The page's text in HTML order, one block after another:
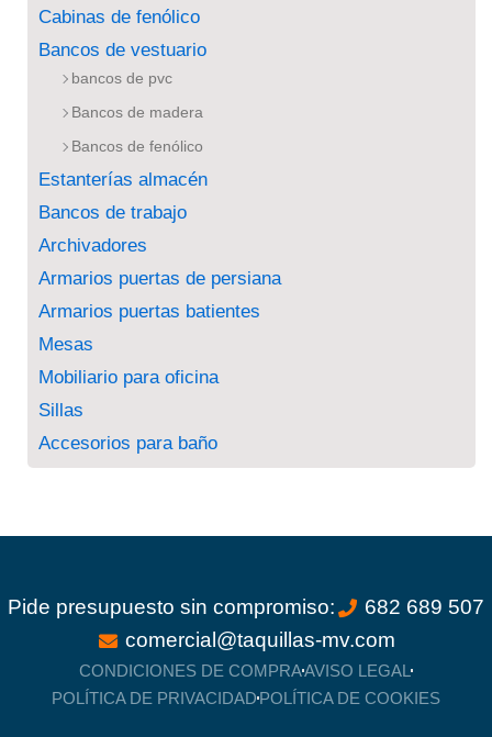
Cabinas de fenólico
Bancos de vestuario
bancos de pvc
Bancos de madera
Bancos de fenólico
Estanterías almacén
Bancos de trabajo
Archivadores
Armarios puertas de persiana
Armarios puertas batientes
Mesas
Mobiliario para oficina
Sillas
Accesorios para baño
Pide presupuesto sin compromiso:
682 689 507
comercial@taquillas-mv.com
CONDICIONES DE COMPRAAVISO LEGAL
POLÍTICA DE PRIVACIDAD POLÍTICA DE COOKIES